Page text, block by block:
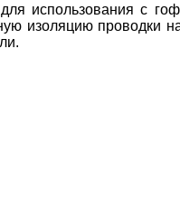
использования с
изоляцию